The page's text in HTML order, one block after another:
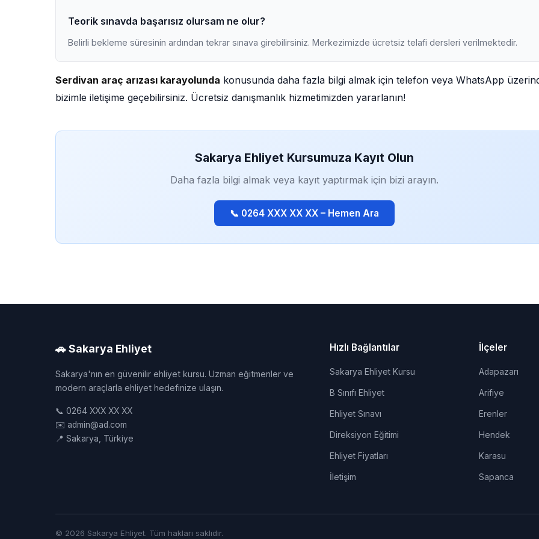
Teorik sınavda başarısız olursam ne olur?
Belirli bekleme süresinin ardından tekrar sınava girebilirsiniz. Merkezimizde ücretsiz telafi dersleri verilmektedir.
Serdivan araç arızası karayolunda konusunda daha fazla bilgi almak için telefon veya WhatsApp
bizimle iletişime geçebilirsiniz. Ücretsiz danışmanlık hizmetimizden yararlanın!
Sakarya Ehliyet Kursumuza Kayıt Olun
Daha fazla bilgi almak veya kayıt yaptırmak için bizi arayın.
📞 0264 XXX XX XX – Hemen Ara
🚗 Sakarya Ehliyet
Sakarya'nın en güvenilir ehliyet kursu. Uzman eğitmenler ve
modern araçlarla ehliyet hedefinize ulaşın.
📞 0264 XXX XX XX
✉️ admin@ad.com
📍 Sakarya, Türkiye
Hızlı Bağlantılar
Sakarya Ehliyet Kursu
B Sınıfı Ehliyet
Ehliyet Sınavı
Direksiyon Eğitimi
Ehliyet Fiyatları
İletişim
İlçeler
Adapazarı
Arifiye
Erenler
Hendek
Karasu
Sapanca
© 2026 Sakarya Ehliyet. Tüm hakları saklıdır.